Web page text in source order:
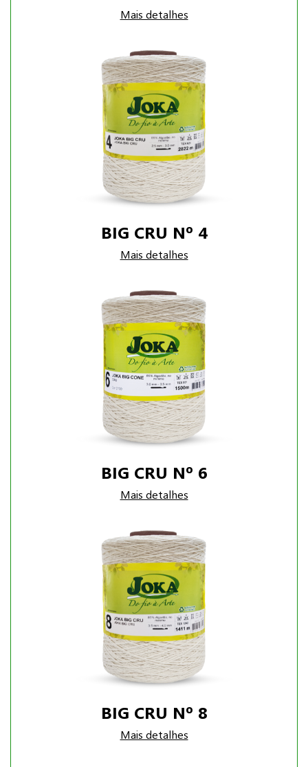
Mais detalhes
BIG CRU Nº 4
Mais detalhes
BIG CRU Nº 6
Mais detalhes
BIG CRU Nº 8
Mais detalhes